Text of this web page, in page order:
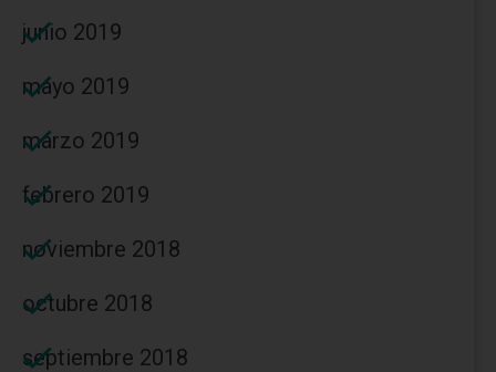
junio 2019
mayo 2019
marzo 2019
febrero 2019
noviembre 2018
octubre 2018
septiembre 2018